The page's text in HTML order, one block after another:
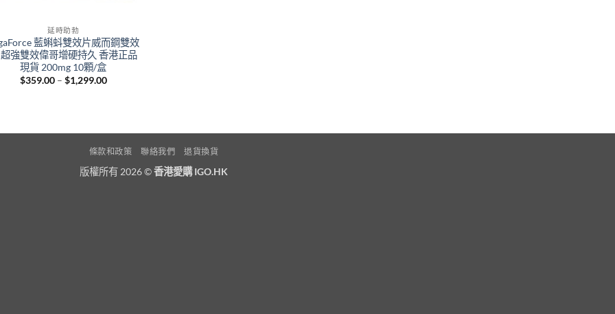
延時助勃
藍蝌蚪雙效片威而鋼雙效
強雙效偉哥增硬持久 香港正品
現貨 200mg 10顆/盒
$359.00 – $1,299.00Price
條款和政策 聯絡我們 退貨換貨
版權所有 2026 ©香港愛購 IGO.HK